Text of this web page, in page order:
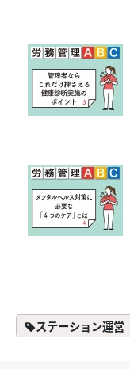
ステーション運営